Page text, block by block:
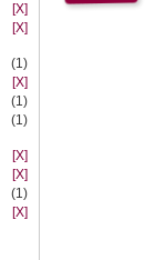
[X]
[X]
(1)
[X]
(1)
(1)
[X]
[X]
(1)
[X]